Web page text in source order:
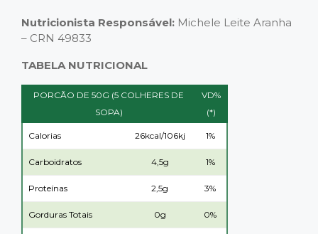
Nutricionista Responsável: Michele Leite Aranha
– CRN 49833
TABELA NUTRICIONAL
PORCÃO DE 50G (5 COLHERES DE
SOPA)
VD%
(*)
Calorias 26kcal/106kj 1%
Carboidratos 4,5g 1%
Proteínas 2,5g 3%
Gorduras Totais 0g 0%